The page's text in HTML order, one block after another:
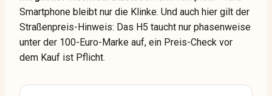
Smartphone bleibt nur die Klinke. Und auch hier gilt der
Straßenpreis-Hinweis: Das H5 taucht nur phasenweise
unter der 100-Euro-Marke auf, ein Preis-Check vor
dem Kauf ist Pflicht.